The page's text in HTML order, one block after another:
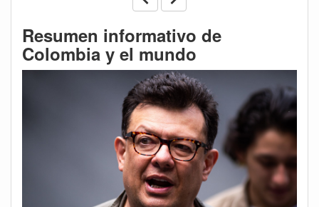
Resumen informativo de
Colombia y el mundo